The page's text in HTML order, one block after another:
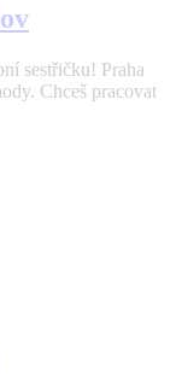
sestřičku! Praha
Chceš pracovat